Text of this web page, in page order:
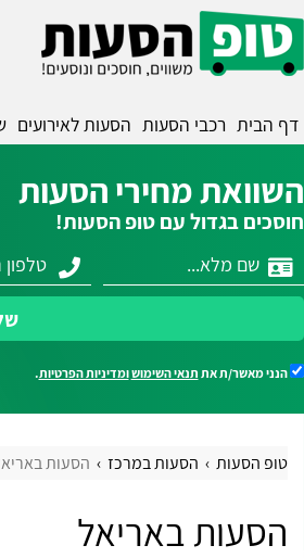
דף הבית רכבי הסעות הסעות לאירועים
השוואת מחירי הסעות
חוסכים בגדול עם טופ הסעות!
הנני מאשר/ת את תנאי השימושומדיניות הפרטיות.
טופ הסעות הסעות במרכז הסעות
הסעות באריאל